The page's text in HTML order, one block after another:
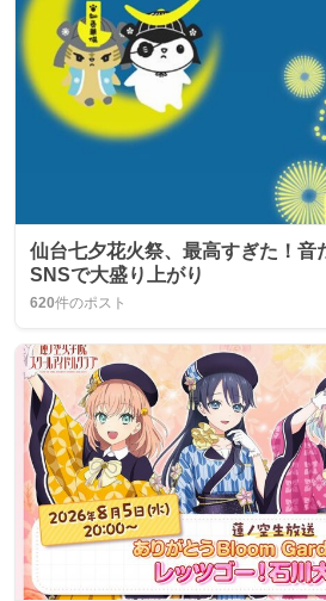
仙台七夕花火祭、最高すぎた！音
SNSで大盛り上がり
620件のポスト